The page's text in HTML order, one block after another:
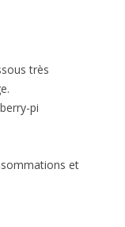
très
pi
et